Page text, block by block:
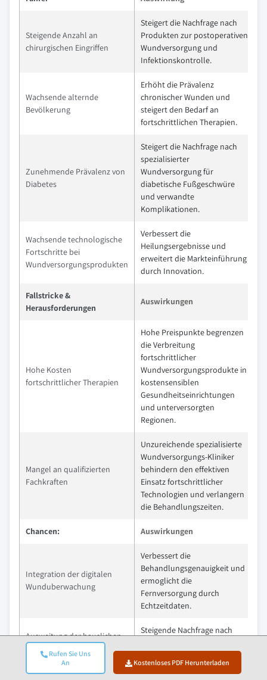
Rufen Sie Uns
An
Kostenloses PDF Herunterladen
Steigende Anzahl an
chirurgischen Eingriffen
Steigert die Nachfrage nach
Produkten zur postoperativen
Wundversorgung und
Infektionskontrolle.
Wachsende alternde
Bevölkerung
Erhöht die Prävalenz
chronischer Wunden und
steigert den Bedarf an
fortschrittlichen Therapien.
Zunehmende Prävalenz von
Diabetes
Steigert die Nachfrage nach
spezialisierter
Wundversorgung für
diabetische Fußgeschwüre
und verwandte
Komplikationen.
Wachsende technologische
Fortschritte bei
Wundversorgungsprodukten
Verbessert die
Heilungsergebnisse und
erweitert die Markteinführung
durch Innovation.
Fallstricke &
Herausforderungen
Auswirkungen
Hohe Kosten
fortschrittlicher Therapien
Hohe Preispunkte begrenzen
die Verbreitung
fortschrittlicher
Wundversorgungsprodukte in
kostensensiblen
Gesundheitseinrichtungen
und unterversorgten
Regionen.
Mangel an qualifizierten
Fachkraften
Unzureichende spezialisierte
Wundversorgungs-Kliniker
behindern den effektiven
Einsatz fortschrittlicher
Technologien und verlangern
die Behandlungszeiten.
Chancen: Auswirkungen
Integration der digitalen
Wunduberwachung
Verbessert die
Behandlungsgenauigkeit und
ermoglicht die
Fernversorgung durch
Echtzeitdaten.
Ausweitung der hauslichen
Pflege und ambulanten
Dienstleistungen
Steigende Nachfrage nach
Wundversorgungslosungen.